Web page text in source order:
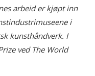
arbeid er kjøpt inn
i
kunsthåndverk. I
ved The World